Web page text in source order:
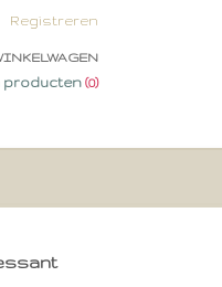
Registreren
producten (0)